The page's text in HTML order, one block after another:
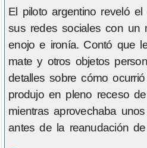
El piloto argentino reveló
sus redes sociales con un
enojo e ironía. Contó que
mate y otros objetos
detalles sobre cómo
produjo en pleno receso
mientras aprovechaba
antes de la reanudación